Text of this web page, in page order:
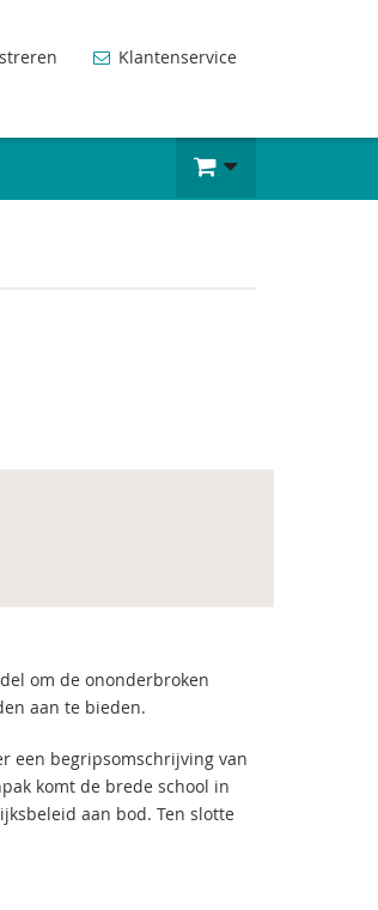
Klantenservice
om de ononderbroken
aan te bieden.
een begripsomschrijving van
komt de brede school in
aan bod. Ten slotte